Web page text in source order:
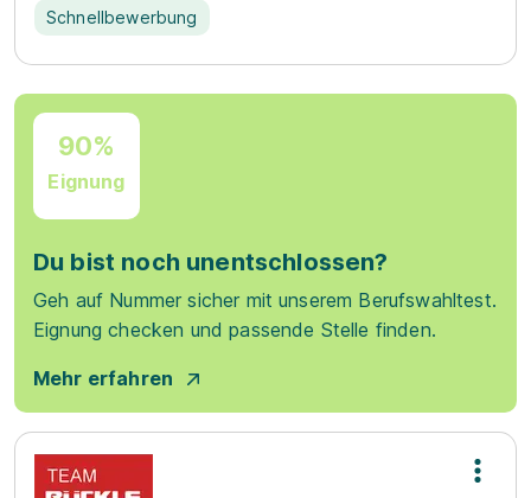
Schnellbewerbung
90%
Eignung
Du bist noch unentschlossen?
Geh auf Nummer sicher mit unserem Berufswahltest.
Eignung checken und passende Stelle finden.
Mehr erfahren